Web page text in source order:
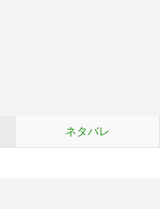
ネタバレ